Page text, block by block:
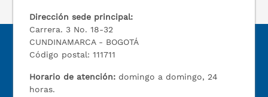
Dirección sede principal:
Carrera. 3 No. 18-32
CUNDINAMARCA - BOGOTÁ
Código postal: 111711
Horario de atención: domingo a domingo, 24
horas.